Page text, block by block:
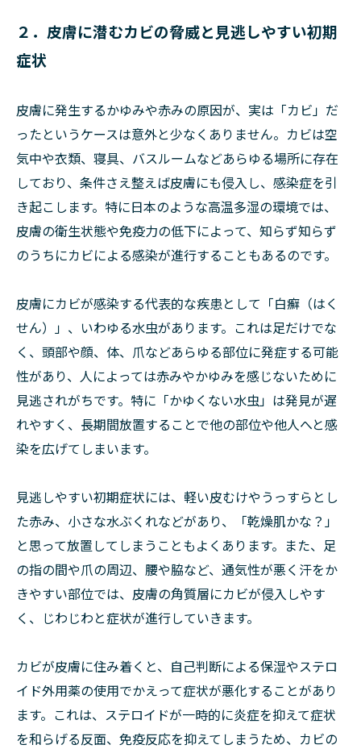
２．皮膚に潜むカビの脅威と見逃しやすい初期
症状
皮膚に発生するかゆみや赤みの原因が、実は「カビ」だ
ったというケースは意外と少なくありません。カビは空
気中や衣類、寝具、バスルームなどあらゆる場所に存在
しており、条件さえ整えば皮膚にも侵入し、感染症を引
き起こします。特に日本のような高温多湿の環境では、
皮膚の衛生状態や免疫力の低下によって、知らず知らず
のうちにカビによる感染が進行することもあるのです。
皮膚にカビが感染する代表的な疾患として「白癬（はく
せん）」、いわゆる水虫があります。これは足だけでな
く、頭部や顔、体、爪などあらゆる部位に発症する可能
性があり、人によっては赤みやかゆみを感じないために
見逃されがちです。特に「かゆくない水虫」は発見が遅
れやすく、長期間放置することで他の部位や他人へと感
染を広げてしまいます。
見逃しやすい初期症状には、軽い皮むけやうっすらとし
た赤み、小さな水ぶくれなどがあり、「乾燥肌かな？」
と思って放置してしまうこともよくあります。また、足
の指の間や爪の周辺、腰や脇など、通気性が悪く汗をか
きやすい部位では、皮膚の角質層にカビが侵入しやす
く、じわじわと症状が進行していきます。
カビが皮膚に住み着くと、自己判断による保湿やステロ
イド外用薬の使用でかえって症状が悪化することがあり
ます。これは、ステロイドが一時的に炎症を抑えて症状
を和らげる反面、免疫反応を抑えてしまうため、カビの